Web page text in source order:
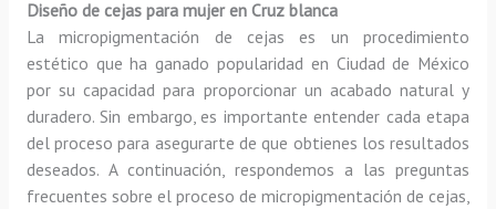
Diseño de cejas para mujer en Cruz blanca
La micropigmentación de cejas es un procedimiento
estético que ha ganado popularidad en Ciudad de México
por su capacidad para proporcionar un acabado natural y
duradero. Sin embargo, es importante entender cada etapa
del proceso para asegurarte de que obtienes los resultados
deseados. A continuación, respondemos a las preguntas
frecuentes sobre el proceso de micropigmentación de cejas,